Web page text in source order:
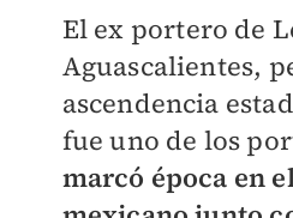
El ex portero de
Aguascalientes,
ascendencia
fue uno de los
marcó época en